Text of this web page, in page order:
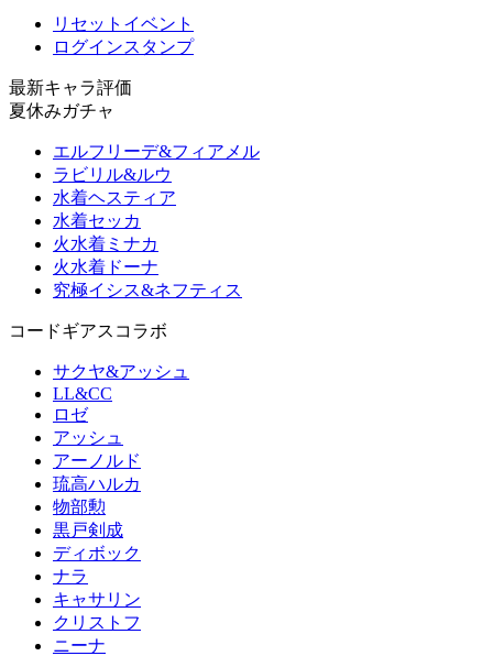
リセットイベント
ログインスタンプ
最新キャラ評価
夏休みガチャ
エルフリーデ&フィアメル
ラビリル&ルウ
水着ヘスティア
水着セッカ
火水着ミナカ
火水着ドーナ
究極イシス&ネフティス
コードギアスコラボ
サクヤ&アッシュ
LL&CC
ロゼ
アッシュ
アーノルド
琉高ハルカ
物部勲
黒戸剣成
ディボック
ナラ
キャサリン
クリストフ
ニーナ